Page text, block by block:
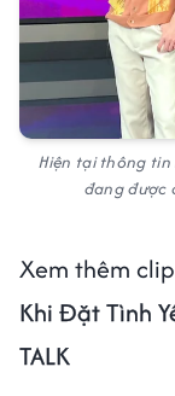
Hiện tại thông tin
đang được
Xem thêm
Khi Đặt Tình
TALK